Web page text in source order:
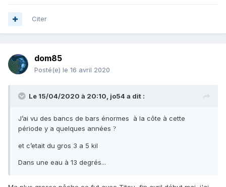
Citer
dom85
Posté(e) le 16 avril 2020
Le 15/04/2020 à 20:10, jo54 a dit :
J’ai vu des bancs de bars énormes à la côte à cette
période y a quelques années ?
et c’etait du gros 3 a 5 kil
Dans une eau à 13 degrés...